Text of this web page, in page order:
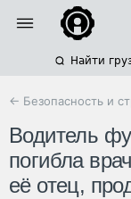
Найти
← Безопасность и
Водитель
погибла
её отец,